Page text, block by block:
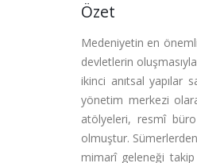
Özet
Medeniyetin en
devletlerin
ikinci anıtsal yapılar
yönetim merkezi
atölyeleri, resmî
olmuştur.
mimarî geleneği